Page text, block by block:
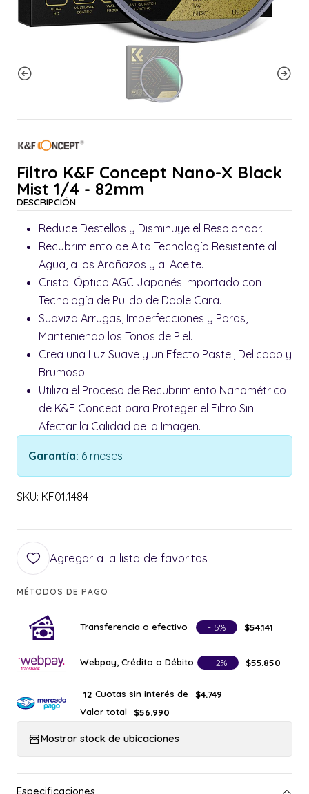
Filtro K&F Concept Nano-X Black
Mist 1/4 - 82mm
DESCRIPCIÓN
Reduce Destellos y Disminuye el Resplandor.
Recubrimiento de Alta Tecnología Resistente al
Agua, a los Arañazos y al Aceite.
Cristal Óptico AGC Japonés Importado con
Tecnología de Pulido de Doble Cara.
Suaviza Arrugas, Imperfecciones y Poros,
Manteniendo los Tonos de Piel.
Crea una Luz Suave y un Efecto Pastel, Delicado y
Brumoso.
Utiliza el Proceso de Recubrimiento Nanométrico
de K&F Concept para Proteger el Filtro Sin
Afectar la Calidad de la Imagen.
Garantía: 6 meses
SKU: KF01.1484
Agregar a la lista de favoritos
MÉTODOS DE PAGO
Transferencia o efectivo - 5% $54.141
Webpay, Crédito o Débito - 2% $55.850
12 Cuotas sin interés de
$4.749
Valor total
$56.990
Mostrar stock de ubicaciones